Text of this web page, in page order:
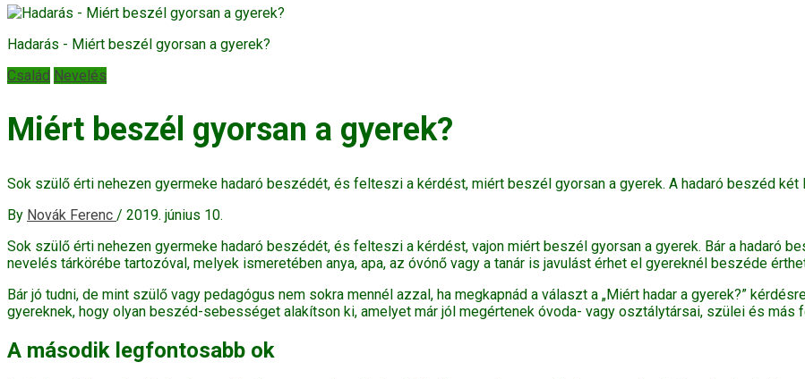
Hadarás - Miért beszél gyorsan a gyerek?
Család Nevelés
Miért beszél gyorsan a gyerek?
Sok szülő érti nehezen gyermeke hadaró beszédét, és felteszi a kérdést, miért beszél gyorsan a gyerek. A hadaró beszéd két
By Novák Ferenc / 2019. június 10.
Sok szülő érti nehezen gyermeke hadaró beszédét, és felteszi a kérdést, vajon miért beszél gyorsan a gyerek. Bár a hadaró
nevelés tárkörébe tartozóval, melyek ismeretében anya, apa, az óvónő vagy a tanár is javulást érhet el gyereknél beszéde
Bár jó tudni, de mint szülő vagy pedagógus nem sokra mennél azzal, ha megkapnád a választ a „Miért hadar a gyerek?”
gyereknek, hogy olyan beszéd-sebességet alakítson ki, amelyet már jól megértenek óvoda- vagy osztálytársai, szülei és más
A második legfontosabb ok